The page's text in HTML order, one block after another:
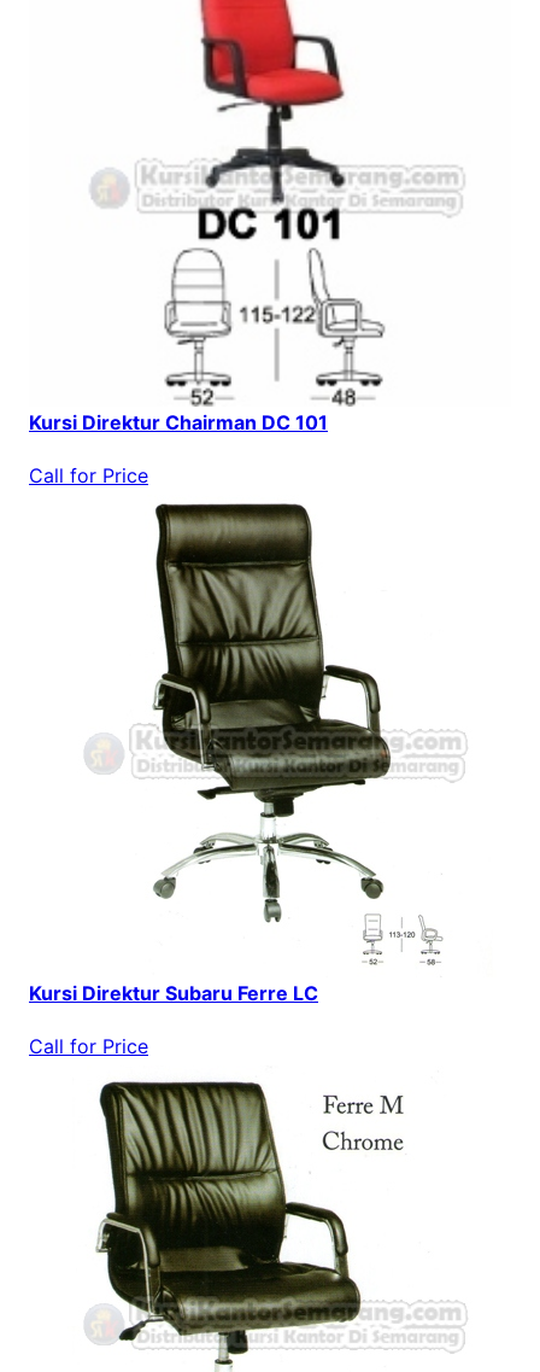
Kursi Direktur Chairman DC 101
Call for Price
Kursi Direktur Subaru Ferre LC
Call for Price